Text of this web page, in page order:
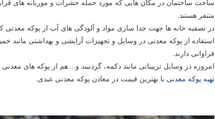
ساخت ساختمان در مکان هایی که مورد حمله حشرات و موریانه های
متنفر هستند.
در تصفیه خانه ها جهت جدا سازی مواد و آلودگی های آب از پوکه
استفاده از پوکه معدنی در وسایل و تجهیزات آرایشی و بهداشتی مانند
فراوانی دارند.
امروزه در وسایل تزییناتی مانند دکمه، گردنبند و… هم از پوکه های
تهیه پوکه معدنی با بهترین قیمت در معادن پوکه معدنی عبدی.